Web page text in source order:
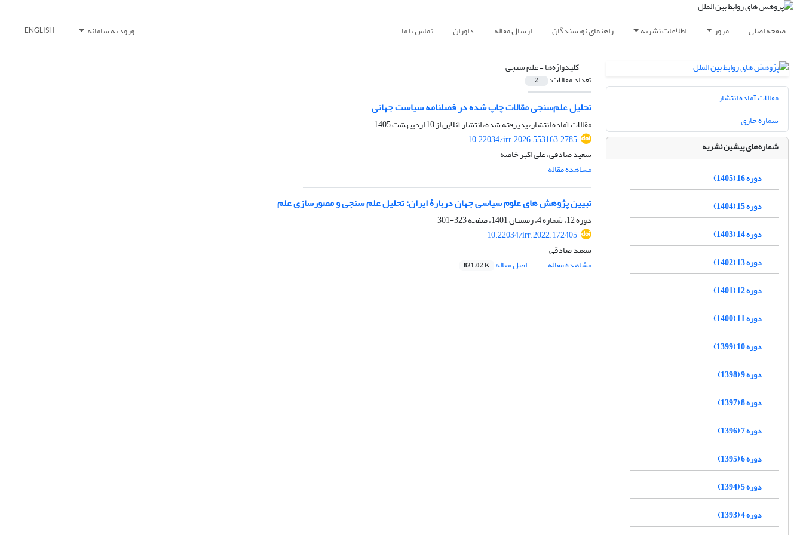
صفحه اصلی مرور اطلاعات نشریه راهنمای نویسندگان ارسال مقاله داوران تماس با ما ورود به سامانه ENGLISH
کلیدواژه‌ها =علم سنجی
تعداد مقالات: 2
تحلیل علم‌سنجی مقالات چاپ شده در فصلنامه سیاست جهانی
مقالات آماده انتشار، پذیرفته شده، انتشار آنلاین از10 اردیبهشت 1405
10.22034/irr.2026.553163.2785
سعید صادقی، علی اکبر خاصه
مشاهده مقاله
تبیین پژوهش های علوم سیاسی جهان دربارۀ ایران: تحلیل علم سنجی و مصورسازی علم
دوره 12، شماره 4، زمستان 1401، صفحه
323-301
10.22034/irr.2022.172405
سعید صادقی
مشاهده مقاله
اصل مقاله 821.02 K
مقالات آماده انتشار
شماره جاری
شماره‌های پیشین نشریه
دوره 16 (1405)
دوره 15 (1404)
دوره 14 (1403)
دوره 13 (1402)
دوره 12 (1401)
دوره 11 (1400)
دوره 10 (1399)
دوره 9 (1398)
دوره 8 (1397)
دوره 7 (1396)
دوره 6 (1395)
دوره 5 (1394)
دوره 4 (1393)